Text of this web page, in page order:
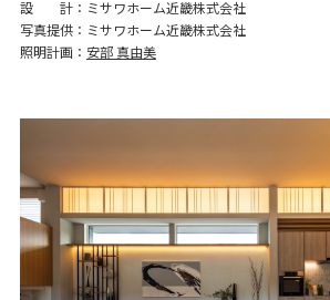
設計
ミサワホーム近畿株式会社
写真提供
ミサワホーム近畿株式会社
照明計画
安部 真由美